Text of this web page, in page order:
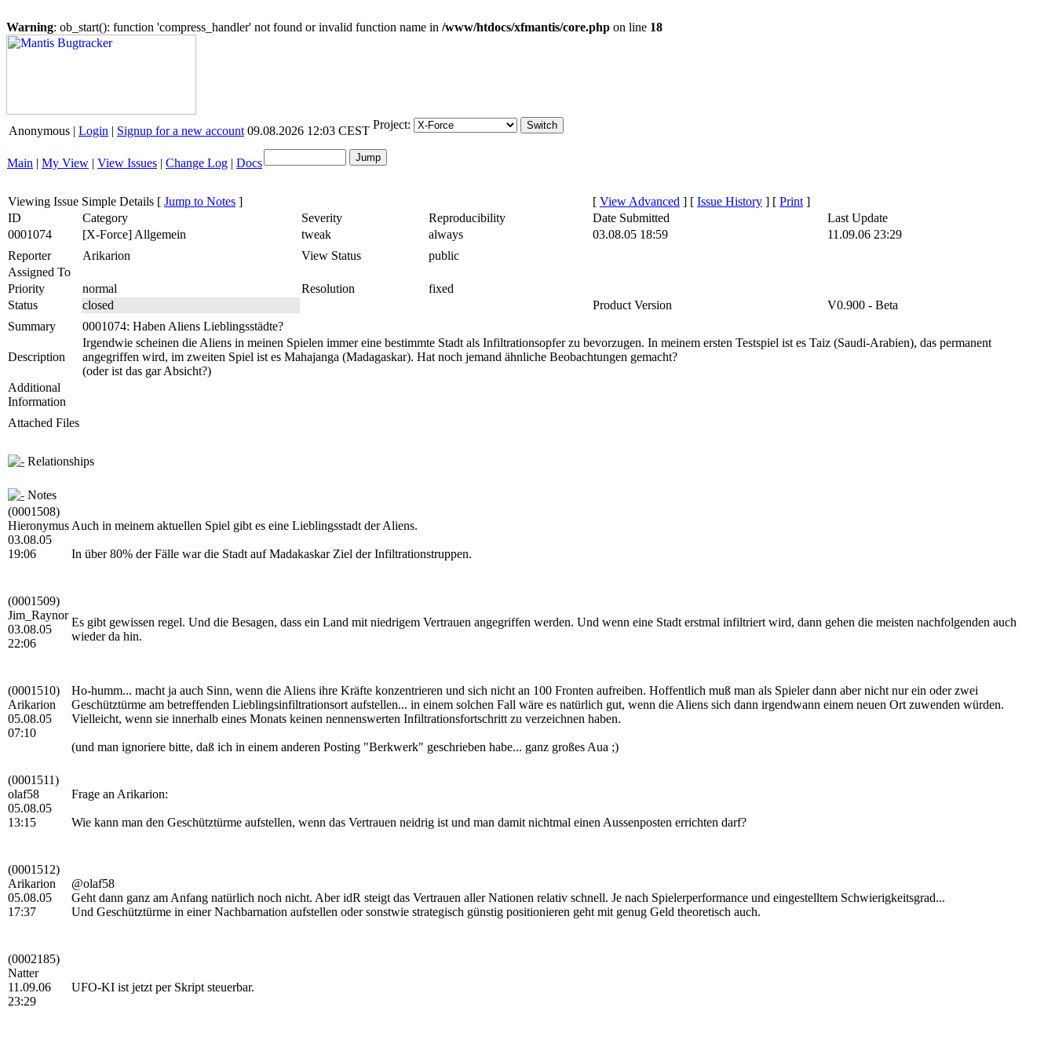
Warning: ob_start(): function 'compress_handler' not found or invalid function name in /www/htdocs/xfmantis/core.php on line 18
Anonymous | Login | Signup for a new account 09.08.2026 12:03 CEST Project:
Main | My View | View Issues | Change Log | Docs
Viewing Issue Simple Details [ Jump to Notes ] [ View Advanced ] [ Issue History ] [ Print ]
ID
Category Severity Reproducibility Date Submitted
Last Update
0001074
[X-Force] Allgemein tweak always 03.08.05 18:59
11.09.06 23:29
Reporter
Arikarion View Status
public
Assigned To
Priority
normal Resolution
fixed
Status
closed Product Version
V0.900 - Beta
Summary
0001074: Haben Aliens Lieblingsstädte?
Description
Irgendwie scheinen die Aliens in meinen Spielen immer eine bestimmte Stadt als Infiltrationsopfer zu bevorzugen. In meinem ersten Testspiel ist es Taiz (Saudi-Arabien), das permanent
angegriffen wird, im zweiten Spiel ist es Mahajanga (Madagaskar). Hat noch jemand ähnliche Beobachtungen gemacht?
(oder ist das gar Absicht?)
Additional
Information
Attached Files
Relationships
Notes
(0001508)
Hieronymus
03.08.05
19:06
Auch in meinem aktuellen Spiel gibt es eine Lieblingsstadt der Aliens.
In über 80% der Fälle war die Stadt auf Madakaskar Ziel der Infiltrationstruppen.
(0001509)
Jim_Raynor
03.08.05
22:06
Es gibt gewissen regel. Und die Besagen, dass ein Land mit niedrigem Vertrauen angegriffen werden. Und wenn eine Stadt erstmal infiltriert wird, dann gehen die meisten nachfolgenden auch
wieder da hin.
(0001510)
Arikarion
05.08.05
07:10
Ho-humm... macht ja auch Sinn, wenn die Aliens ihre Kräfte konzentrieren und sich nicht an 100 Fronten aufreiben. Hoffentlich muß man als Spieler dann aber nicht nur ein oder zwei
Geschütztürme am betreffenden Lieblingsinfiltrationsort aufstellen... in einem solchen Fall wäre es natürlich gut, wenn die Aliens sich dann irgendwann einem neuen Ort zuwenden würden.
Vielleicht, wenn sie innerhalb eines Monats keinen nennenswerten Infiltrationsfortschritt zu verzeichnen haben.
(und man ignoriere bitte, daß ich in einem anderen Posting "Berkwerk" geschrieben habe... ganz großes Aua ;)
(0001511)
olaf58
05.08.05
13:15
Frage an Arikarion:
Wie kann man den Geschütztürme aufstellen, wenn das Vertrauen neidrig ist und man damit nichtmal einen Aussenposten errichten darf?
(0001512)
Arikarion
05.08.05
17:37
@olaf58
Geht dann ganz am Anfang natürlich noch nicht. Aber idR steigt das Vertrauen aller Nationen relativ schnell. Je nach Spielerperformance und eingestelltem Schwierigkeitsgrad...
Und Geschütztürme in einer Nachbarnation aufstellen oder sonstwie strategisch günstig positionieren geht mit genug Geld theoretisch auch.
(0002185)
Natter
11.09.06
23:29
UFO-KI ist jetzt per Skript steuerbar.